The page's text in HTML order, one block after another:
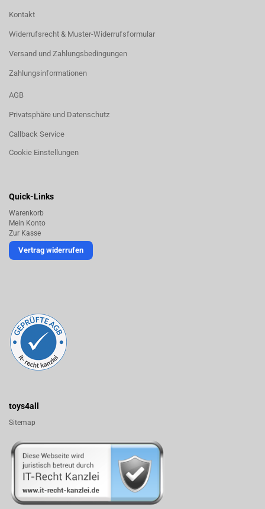
Kontakt
Widerrufsrecht & Muster-Widerrufsformular
Versand und Zahlungsbedingungen
Zahlungsinformationen
AGB
Privatsphäre und Datenschutz
Callback Service
Cookie Einstellungen
Quick-Links
Warenkorb
Mein Konto
Zur Kasse
Vertrag widerrufen
toys4all
Sitemap